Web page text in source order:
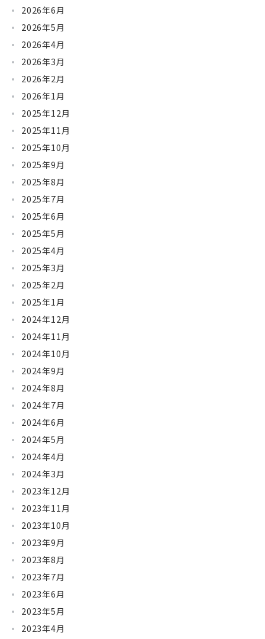
2026年6月
2026年5月
2026年4月
2026年3月
2026年2月
2026年1月
2025年12月
2025年11月
2025年10月
2025年9月
2025年8月
2025年7月
2025年6月
2025年5月
2025年4月
2025年3月
2025年2月
2025年1月
2024年12月
2024年11月
2024年10月
2024年9月
2024年8月
2024年7月
2024年6月
2024年5月
2024年4月
2024年3月
2023年12月
2023年11月
2023年10月
2023年9月
2023年8月
2023年7月
2023年6月
2023年5月
2023年4月